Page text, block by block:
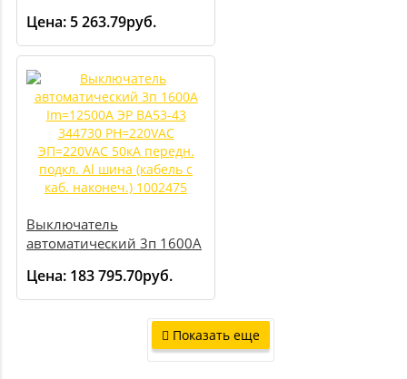
Цена: 5 263.79руб.
Выключатель
автоматический 3п 1600А
344730 РН=220VAC
ЭП=220VAC 50кА передн.
подкл. Al шина (кабель с
каб. наконеч.) 1002475
Цена: 183 795.70руб.
Показать еще